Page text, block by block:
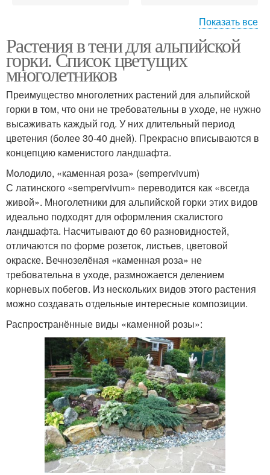
Растения для горки
Растения для
каменистого сада
Альпийская горка Горки на солнце
Показать все
Растения в тени для альпийской
горки. Список цветущих
многолетников
Преимущество многолетних растений для альпийской
горки в том, что они не требовательны в уходе, не нужно
высаживать каждый год. У них длительный период
цветения (более 30-40 дней). Прекрасно вписываются в
концепцию каменистого ландшафта.
Молодило, «каменная роза» (sempervivum)
С латинского «sempervivum» переводится как «всегда
живой». Многолетники для альпийской горки этих видов
идеально подходят для оформления скалистого
ландшафта. Насчитывают до 60 разновидностей,
отличаются по форме розеток, листьев, цветовой
окраске. Вечнозелёная «каменная роза» не
требовательна в уходе, размножается делением
корневых побегов. Из нескольких видов этого растения
можно создавать отдельные интересные композиции.
Распространённые виды «каменной розы»: